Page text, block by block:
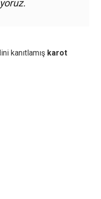
kanıtlamış karot